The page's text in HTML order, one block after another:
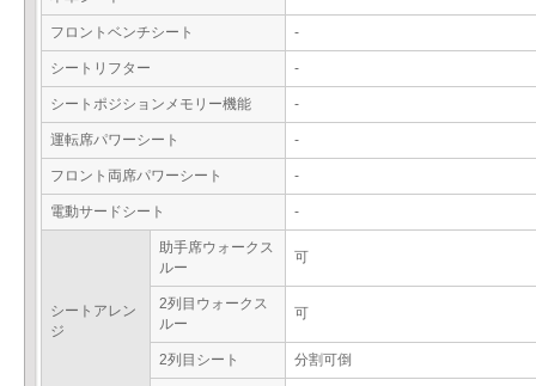
フロントベンチシート -
シートリフター -
シートポジションメモリー機能 -
運転席パワーシート -
フロント両席パワーシート -
電動サードシート -
シートアレン
ジ
助手席ウォークス
ルー
可
2列目ウォークス
ルー
可
2列目シート 分割可倒